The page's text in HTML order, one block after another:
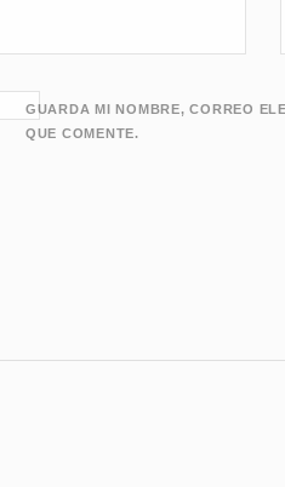
GUARDA MI NOMBRE, CORREO
QUE COMENTE.